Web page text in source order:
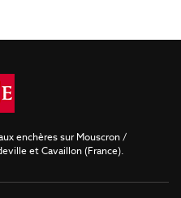
enchères sur Mouscron /
et Cavaillon (France).